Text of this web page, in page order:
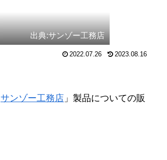
出典:サンゾー工務店
2022.07.26 2023.08.16
サンゾー工務店 」製品についての販